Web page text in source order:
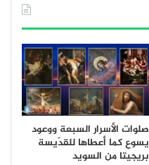
صلوات الأسرار السبعة ووعود
يسوع كما أعطاها للقدّيسة
بريجيتا من السويد